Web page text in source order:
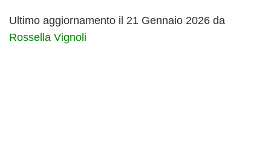
Ultimo aggiornamento il 21 Gennaio 2026 da
Rossella Vignoli